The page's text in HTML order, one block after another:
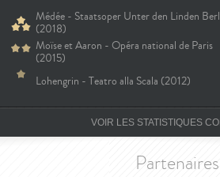
Médée - Staatsoper Unter den Linden
(2018)
Moïse et Aaron - Opéra national de Paris
(2015)
Lohengrin - Teatro alla Scala (2012)
VOIR LES STATISTIQUES
Partenaires